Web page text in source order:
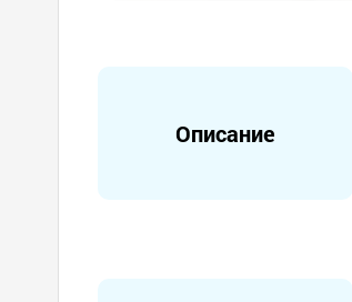
Описание